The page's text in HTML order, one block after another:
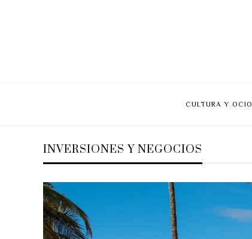
CULTURA Y OCIO
INVERSIONES Y NEGOCIOS